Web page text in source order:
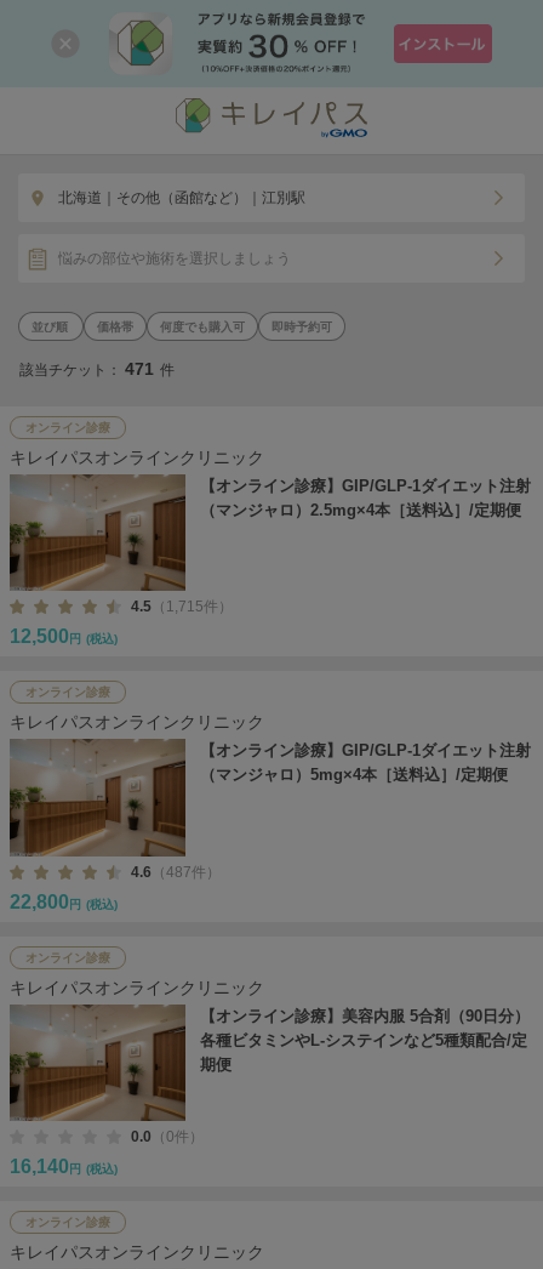
北海道｜その他（函館など）｜江別駅
悩みの部位や施術を選択しましょう
価格帯 何度でも購入可 即時予約可
該当チケット： 471 件
オンライン診療
キレイパスオンラインクリニック
【オンライン診療】GIP/GLP-1ダイエット注射
（マンジャロ）2.5mg×4本［送料込］/定期便
4.5 （1,715件）
12,500 円 (税込)
オンライン診療
キレイパスオンラインクリニック
【オンライン診療】GIP/GLP-1ダイエット注射
（マンジャロ）5mg×4本［送料込］/定期便
4.6 （487件）
22,800 円 (税込)
オンライン診療
キレイパスオンラインクリニック
【オンライン診療】美容内服 5合剤（90日分）
各種ビタミンやL-システインなど5種類配合/定
期便
0.0 （0件）
16,140 円 (税込)
オンライン診療
キレイパスオンラインクリニック